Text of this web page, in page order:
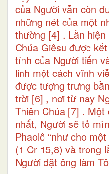
của Người vẫn còn
những nét của một
thường [4] . Lần
Chúa Giêsu được
tính của Người tiến
linh một cách vĩnh
được tượng trưng
trời [6] , nơi từ nay
Thiên Chúa [7] . Một
nhất, Người sẽ tỏ
Phaolô “như cho
(1 Cr 15,8) và trong
Người đặt ông làm